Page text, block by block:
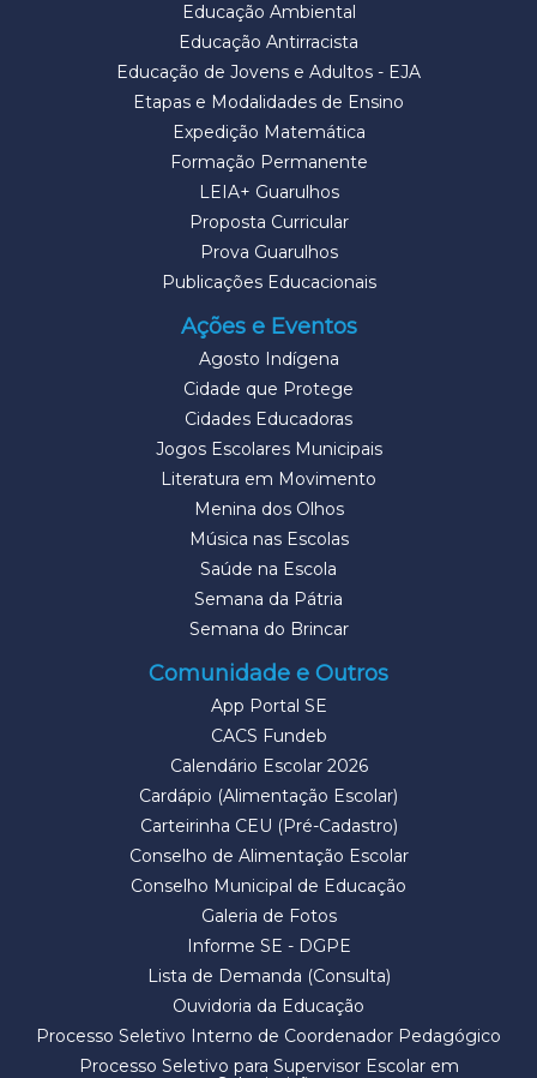
Educação Ambiental
Educação Antirracista
Educação de Jovens e Adultos - EJA
Etapas e Modalidades de Ensino
Expedição Matemática
Formação Permanente
LEIA+ Guarulhos
Proposta Curricular
Prova Guarulhos
Publicações Educacionais
Ações e Eventos
Agosto Indígena
Cidade que Protege
Cidades Educadoras
Jogos Escolares Municipais
Literatura em Movimento
Menina dos Olhos
Música nas Escolas
Saúde na Escola
Semana da Pátria
Semana do Brincar
Comunidade e Outros
App Portal SE
CACS Fundeb
Calendário Escolar 2026
Cardápio (Alimentação Escolar)
Carteirinha CEU (Pré-Cadastro)
Conselho de Alimentação Escolar
Conselho Municipal de Educação
Galeria de Fotos
Informe SE - DGPE
Lista de Demanda (Consulta)
Ouvidoria da Educação
Processo Seletivo Interno de Coordenador Pedagógico
Processo Seletivo para Supervisor Escolar em